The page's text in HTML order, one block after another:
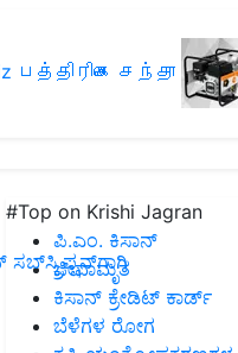
பத்திரிகை சந்தா
#Top on Krishi Jagran
ಪಿ.ಎಂ. ಕಿಸಾನ್
ಜೀವಾಮೃತ
ಕಿಸಾನ್ ಕ್ರೇಡಿಟ್ ಕಾರ್ಡ್
ಬೆಳೆಗಳ ರೋಗ